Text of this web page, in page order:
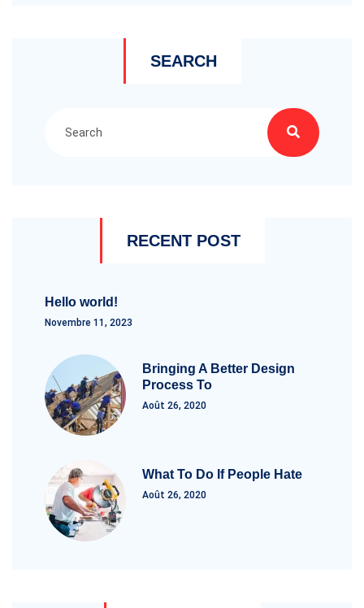
SEARCH
RECENT POST
Hello world!
Novembre 11, 2023
Bringing A Better Design
Process To
Août 26, 2020
What To Do If People Hate
Août 26, 2020